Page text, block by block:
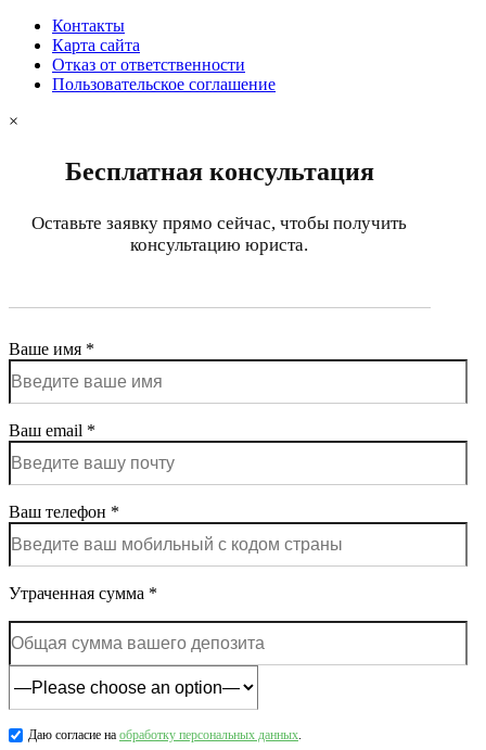
Контакты
Карта сайта
Отказ от ответственности
Пользовательское соглашение
×
Бесплатная консультация
Оставьте заявку прямо сейчас, чтобы получить
консультацию юриста.
Ваше имя *
Ваш email *
Ваш телефон *
Утраченная сумма *
Даю согласие на обработку персональных данных.